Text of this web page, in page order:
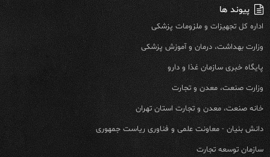
پیوند ها
اداره کل تجهیزات و ملزومات پزشکی
وزارت بهداشت، درمان و آموزش پزشکی
پایگاه خبری سازمان غذا و دارو
وزارت صنعت، معدن و تجارت
خانه صنعت، معدن و تجارت استان تهران
دانش بنیان - معاونت علمی و فناوری ریاست جمهوری
سازمان توسعه تجارت